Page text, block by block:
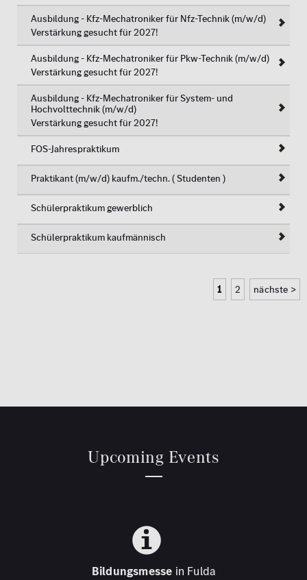
Ausbildung - Kfz-Mechatroniker für Nfz-Technik (m/w/d)
Verstärkung gesucht für 2027!
Ausbildung - Kfz-Mechatroniker für Pkw-Technik (m/w/d)
Verstärkung gesucht für 2027!
Ausbildung - Kfz-Mechatroniker für System- und
Hochvolttechnik (m/w/d)
Verstärkung gesucht für 2027!
FOS-Jahrespraktikum
Praktikant (m/w/d) kaufm./techn. ( Studenten )
Schülerpraktikum gewerblich
Schülerpraktikum kaufmännisch
1 2 nächste >
Upcoming Events
Bildungsmesse in Fulda